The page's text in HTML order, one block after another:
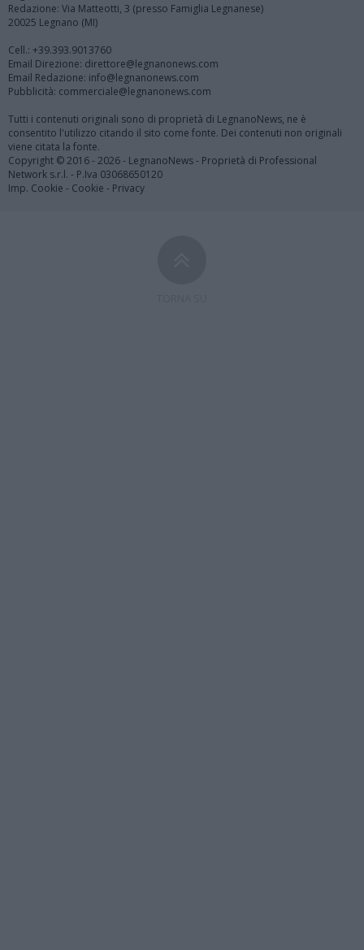
Redazione: Via Matteotti, 3 (presso Famiglia Legnanese)
20025 Legnano (MI)
Cell.: +39.393.9013760
Email Direzione: direttore@legnanonews.com
Email Redazione: info@legnanonews.com
Pubblicità: commerciale@legnanonews.com
Tutti i contenuti originali sono di proprietà di LegnanoNews, ne è
consentito l'utilizzo citando il sito come fonte. Dei contenuti non originali
viene citata la fonte.
Copyright © 2016 - 2026 - LegnanoNews - Proprietà di Professional
Network s.r.l. - P.Iva 03068650120
Imp. Cookie - Cookie - Privacy